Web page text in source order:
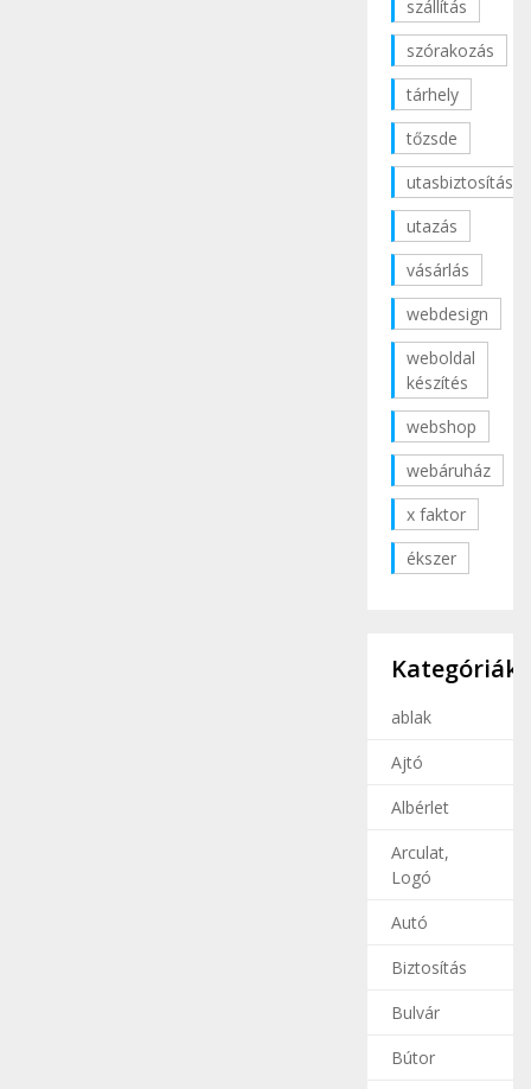
szállítás
szórakozás
tárhely
tőzsde
utasbiztosítás
utazás
vásárlás
webdesign
weboldal
készítés
webshop
webáruház
x faktor
ékszer
Kategóriák
ablak
Ajtó
Albérlet
Arculat,
Logó
Autó
Biztosítás
Bulvár
Bútor